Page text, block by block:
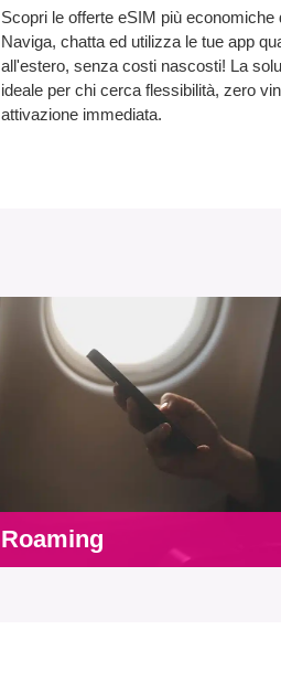
Scopri le offerte eSIM più economiche
Naviga, chatta ed utilizza le tue app
all'estero, senza costi nascosti! La
ideale per chi cerca flessibilità, zero
attivazione immediata.
Roaming